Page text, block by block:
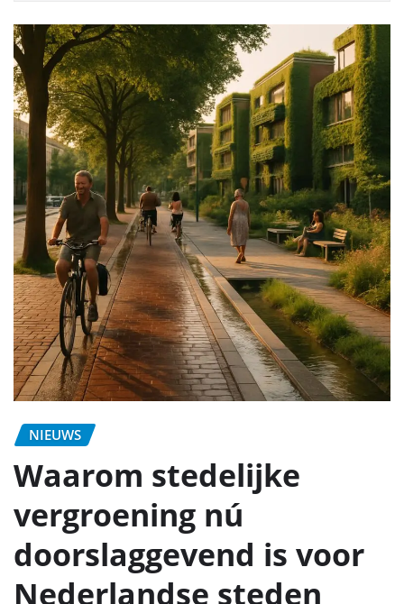
NIEUWS
Waarom stedelijke
vergroening nú
doorslaggevend is voor
Nederlandse steden